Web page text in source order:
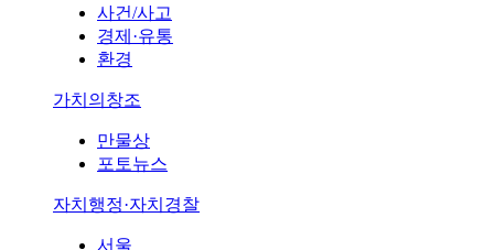
사건/사고
경제·유통
환경
가치의창조
만물상
포토뉴스
자치행정·자치경찰
서울